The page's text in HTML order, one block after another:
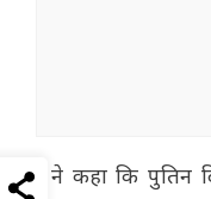
ट्रंप ने कहा कि पुतिन